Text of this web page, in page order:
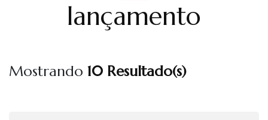
lançamento
Mostrando 10 Resultado(s)